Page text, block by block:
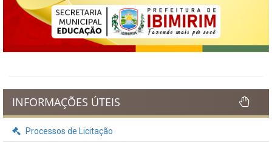
INFORMAÇÕES ÚTEIS
Processos de Licitação